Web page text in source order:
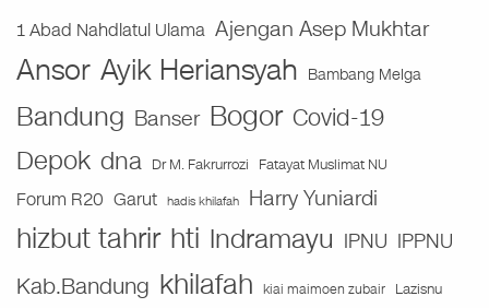
1 Abad Nahdlatul Ulama Ajengan Asep Mukhtar
Ansor Ayik Heriansyah Bambang Melga
Bandung Banser Bogor Covid-19
Depok dna Dr M. Fakrurrozi Fatayat Muslimat NU
Forum R20 Garut hadis khilafah Harry Yuniardi
hizbut tahrir hti Indramayu IPNU IPPNU
Kab.Bandung khilafah kiai maimoen zubair
Lazisnu